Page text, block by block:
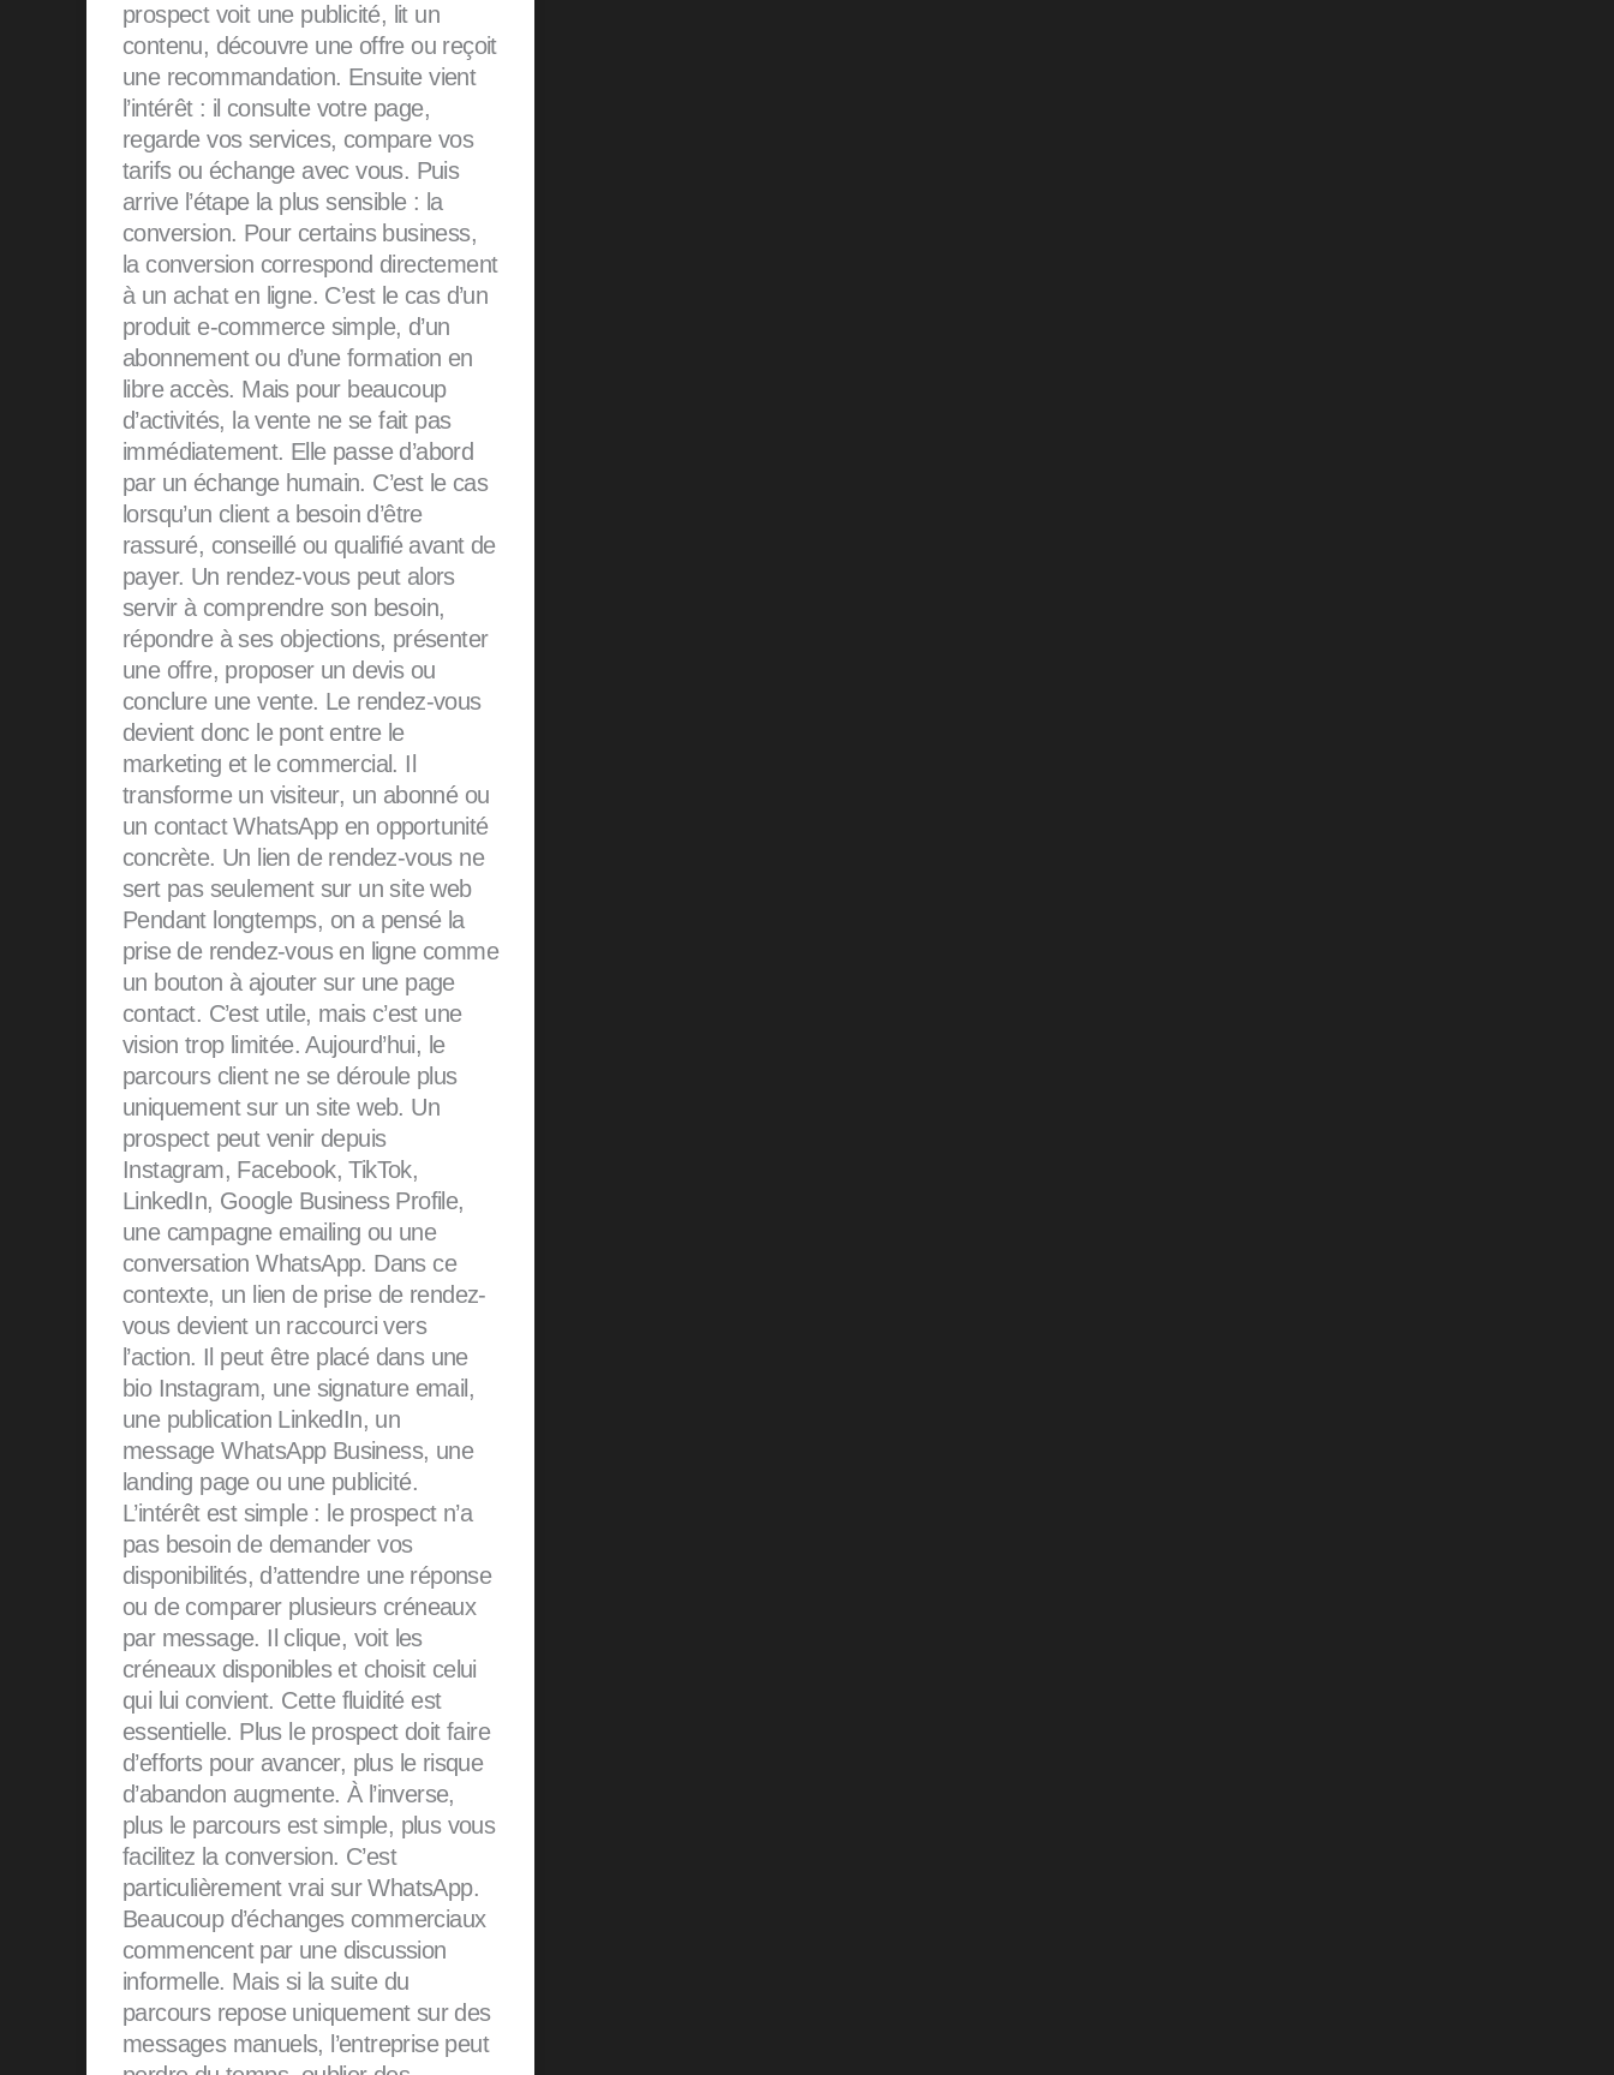
prospect voit une publicité, lit un
contenu, découvre une offre ou reçoit
une recommandation. Ensuite vient
l’intérêt : il consulte votre page,
regarde vos services, compare vos
tarifs ou échange avec vous. Puis
arrive l’étape la plus sensible : la
conversion. Pour certains business,
la conversion correspond directement
à un achat en ligne. C’est le cas d’un
produit e-commerce simple, d’un
abonnement ou d’une formation en
libre accès. Mais pour beaucoup
d’activités, la vente ne se fait pas
immédiatement. Elle passe d’abord
par un échange humain. C’est le cas
lorsqu’un client a besoin d’être
rassuré, conseillé ou qualifié avant de
payer. Un rendez-vous peut alors
servir à comprendre son besoin,
répondre à ses objections, présenter
une offre, proposer un devis ou
conclure une vente. Le rendez-vous
devient donc le pont entre le
marketing et le commercial. Il
transforme un visiteur, un abonné ou
un contact WhatsApp en opportunité
concrète. Un lien de rendez-vous ne
sert pas seulement sur un site web
Pendant longtemps, on a pensé la
prise de rendez-vous en ligne comme
un bouton à ajouter sur une page
contact. C’est utile, mais c’est une
vision trop limitée. Aujourd’hui, le
parcours client ne se déroule plus
uniquement sur un site web. Un
prospect peut venir depuis
Instagram, Facebook, TikTok,
LinkedIn, Google Business Profile,
une campagne emailing ou une
conversation WhatsApp. Dans ce
contexte, un lien de prise de rendez-
vous devient un raccourci vers
l’action. Il peut être placé dans une
bio Instagram, une signature email,
une publication LinkedIn, un
message WhatsApp Business, une
landing page ou une publicité.
L’intérêt est simple : le prospect n’a
pas besoin de demander vos
disponibilités, d’attendre une réponse
ou de comparer plusieurs créneaux
par message. Il clique, voit les
créneaux disponibles et choisit celui
qui lui convient. Cette fluidité est
essentielle. Plus le prospect doit faire
d’efforts pour avancer, plus le risque
d’abandon augmente. À l’inverse,
plus le parcours est simple, plus vous
facilitez la conversion. C’est
particulièrement vrai sur WhatsApp.
Beaucoup d’échanges commerciaux
commencent par une discussion
informelle. Mais si la suite du
parcours repose uniquement sur des
messages manuels, l’entreprise peut